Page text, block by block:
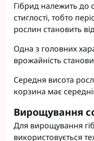
Гібрид належить до
стиглості, тобто
рослин становить
Одна з головних
врожайність
Середня висота
корзина має
Вирощування
Для вирощування
використовується